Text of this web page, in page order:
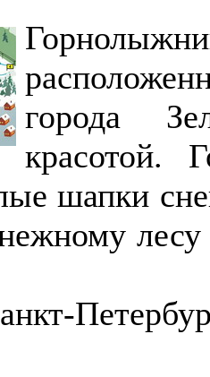
города
красотой.
шапки